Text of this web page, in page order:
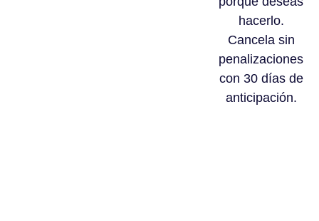
hacerlo.
Cancela sin
penalizaciones
con 30 días de
anticipación.